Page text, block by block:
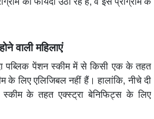
वाली महिलाएं
पब्लिक पेंशन स्कीम में से किसी एक के तहत
के लिए एलिजिबल नहीं हैं। हालांकि, नीचे दी
स्कीम के तहत एक्स्ट्रा बेनिफिट्स के लिए